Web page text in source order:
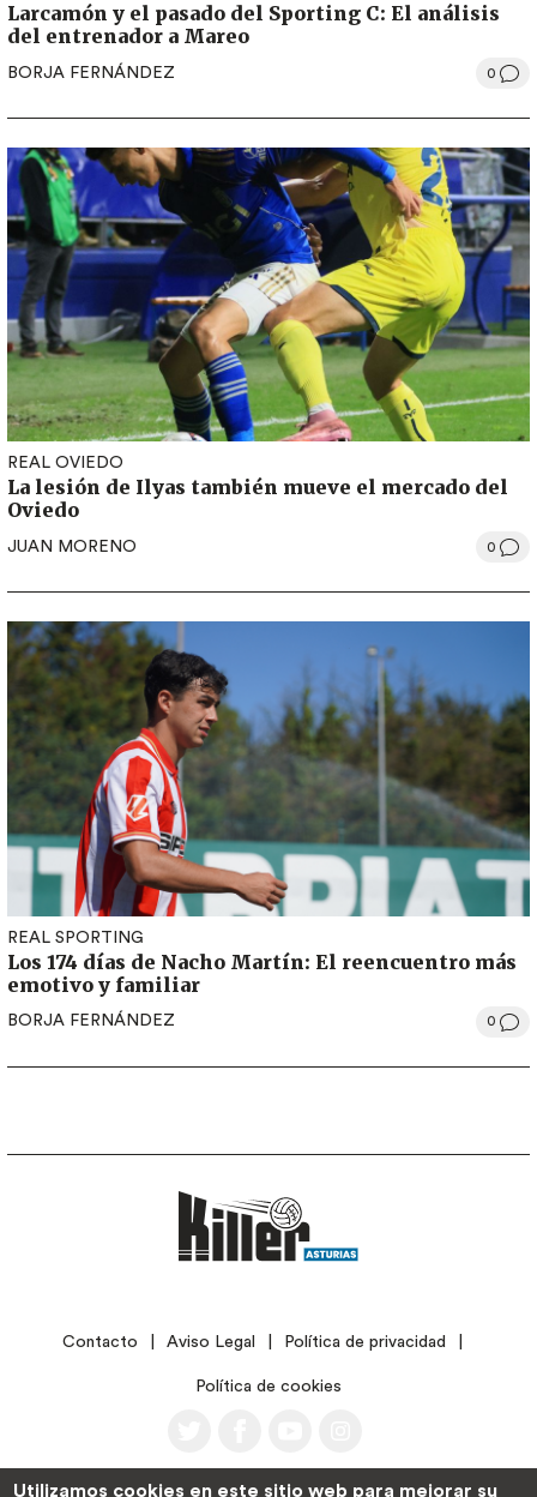
Larcamón y el pasado del Sporting C: El análisis
del entrenador a Mareo
BORJA FERNÁNDEZ 0
REAL OVIEDO
La lesión de Ilyas también mueve el mercado del
Oviedo
JUAN MORENO 0
REAL SPORTING
Los 174 días de Nacho Martín: El reencuentro más
emotivo y familiar
BORJA FERNÁNDEZ 0
LEGALContacto Aviso Legal Política de privacidad
Política de cookies
Utilizamos cookies en este sitio web para mejorar su